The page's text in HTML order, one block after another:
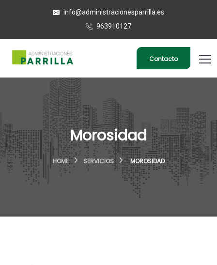
info@administracionesparrilla.es
963910127
Contacto
Morosidad
HOME SERVICIOS MOROSIDAD